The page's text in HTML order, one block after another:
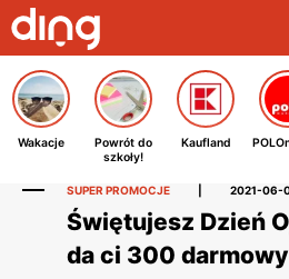
Wakacje
Powrót do
szkoły!
Kaufland
SUPER PROMOCJE 2021-06-
Świętujesz Dzień
da ci 300